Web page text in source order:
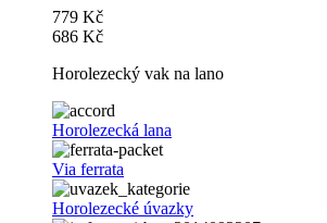
779 Kč
686 Kč
Horolezecký vak na lano
Horolezecká lana
Via ferrata
Horolezecké úvazky